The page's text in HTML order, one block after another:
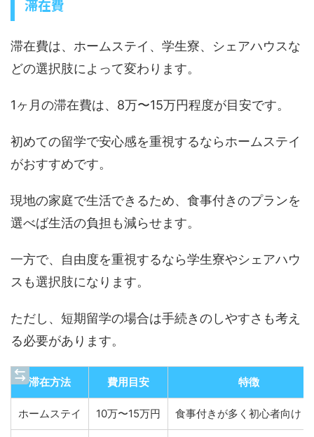
滞在費
滞在費は、ホームステイ、学生寮、シェアハウスな
どの選択肢によって変わります。
1ヶ月の滞在費は、8万〜15万円程度が目安です。
初めての留学で安心感を重視するならホームステイ
がおすすめです。
現地の家庭で生活できるため、食事付きのプランを
選べば生活の負担も減らせます。
一方で、自由度を重視するなら学生寮やシェアハウ
スも選択肢になります。
ただし、短期留学の場合は手続きのしやすさも考え
る必要があります。
滞在方法 費用目安 特徴
ホームステイ 10万〜15万円 食事付きが多く初心者向け